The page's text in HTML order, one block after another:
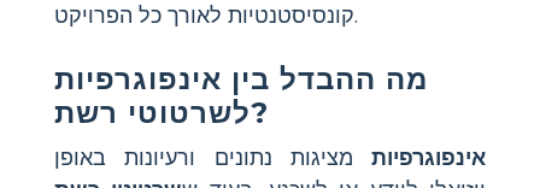
קונסיסטנטיות לאורך כל הפרויקט.
מה ההבדל בין אינפוגרפיות
לשרטוטי רשת?
אינפוגרפיות מציגות נתונים ורעיונות באופן